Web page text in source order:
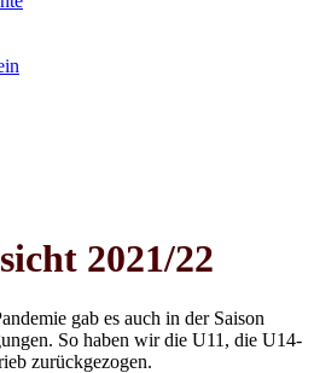
2021/22
gab es auch in der Saison
So haben wir die U11, die U14-
zurückgezogen.